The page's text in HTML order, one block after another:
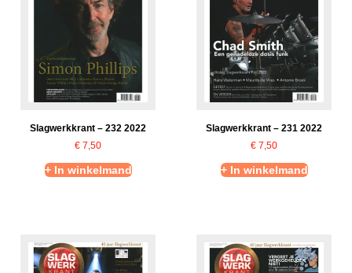
Slagwerkkrant – 232 2022
€ 7,50
+ In winkelmand
Slagwerkkrant – 231 2022
€ 7,50
+ In winkelmand